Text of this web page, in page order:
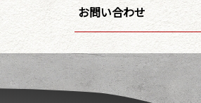
お問い合わせ